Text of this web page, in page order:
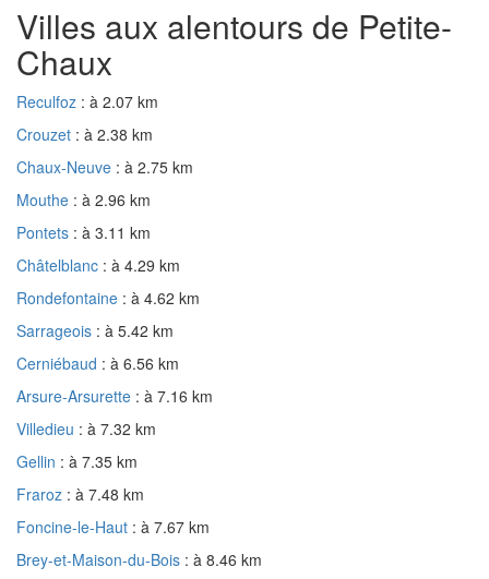
Villes aux alentours de Petite-
Chaux
Reculfoz : à 2.07 km
Crouzet : à 2.38 km
Chaux-Neuve : à 2.75 km
Mouthe : à 2.96 km
Pontets : à 3.11 km
Châtelblanc : à 4.29 km
Rondefontaine : à 4.62 km
Sarrageois : à 5.42 km
Cerniébaud : à 6.56 km
Arsure-Arsurette : à 7.16 km
Villedieu : à 7.32 km
Gellin : à 7.35 km
Fraroz : à 7.48 km
Foncine-le-Haut : à 7.67 km
Brey-et-Maison-du-Bois : à 8.46 km